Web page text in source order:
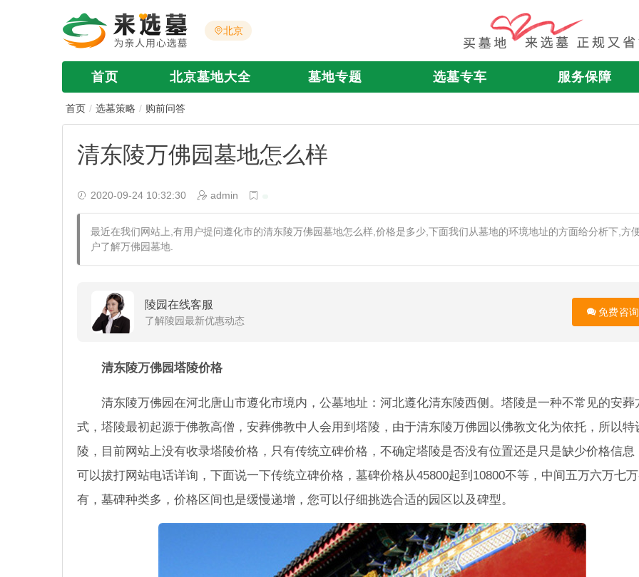
北京
首页 北京墓地大全 墓地专题 选墓专车 服务保障
首页 选墓策略 购前问答
清东陵万佛园墓地怎么样
2020-09-24 10:32:30 admin
最近在我们网站上,有用户提问遵化市的清东陵万佛园墓地怎么样,价格是多少,下面我们从墓地的环境地址的方面给分析下,方
户了解万佛园墓地.
陵园在线客服
了解陵园最新优惠动态
免费咨询
清东陵万佛园塔陵价格
清东陵万佛园在河北唐山市遵化市境内，公墓地址：河北遵化清东陵西侧。塔陵是一种不常见的安葬
式，塔陵最初起源于佛教高僧，安葬佛教中人会用到塔陵，由于清东陵万佛园以佛教文化为依托，所以特
陵，目前网站上没有收录塔陵价格，只有传统立碑价格，不确定塔陵是否没有位置还是只是缺少价格信息
可以拔打网站电话详询，下面说一下传统立碑价格，墓碑价格从45800起到10800不等，中间五万六万七
有，墓碑种类多，价格区间也是缓慢递增，您可以仔细挑选合适的园区以及碑型。